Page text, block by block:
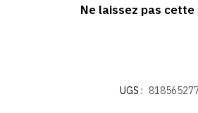
Ne laissez pas
UGS :